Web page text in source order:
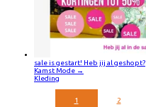
sale is gestart! Heb jij al geshopt?
Kamst Mode →
Kleding
1 2